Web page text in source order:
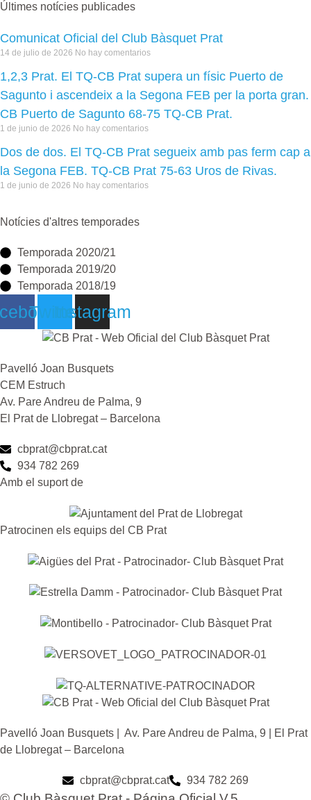
Últimes notícies publicades
Comunicat Oficial del Club Bàsquet Prat
14 de julio de 2026 No hay comentarios
1,2,3 Prat. El TQ-CB Prat supera un físic Puerto de
Sagunto i ascendeix a la Segona FEB per la porta gran.
CB Puerto de Sagunto 68-75 TQ-CB Prat.
1 de junio de 2026 No hay comentarios
Dos de dos. El TQ-CB Prat segueix amb pas ferm cap a
la Segona FEB. TQ-CB Prat 75-63 Uros de Rivas.
1 de junio de 2026 No hay comentarios
Notícies d'altres temporades
Temporada 2020/21
Temporada 2019/20
Temporada 2018/19
TwitterInstagram
Pavelló Joan Busquets
CEM Estruch
Av. Pare Andreu de Palma, 9
El Prat de Llobregat – Barcelona
cbprat@cbprat.cat
934 782 269
Amb el suport de
Patrocinen els equips del CB Prat
Pavelló Joan Busquets | Av. Pare Andreu de Palma, 9 | El Prat
de Llobregat – Barcelona
cbprat@cbprat.cat 934 782 269